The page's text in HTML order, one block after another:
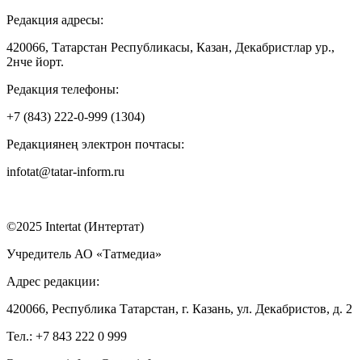
Редакция адресы:
420066, Татарстан Республикасы, Казан, Декабристлар ур.,
2нче йорт.
Редакция телефоны:
+7 (843) 222-0-999 (1304)
Редакциянең электрон почтасы:
infotat@tatar-inform.ru
©2025 Intertat (Интертат)
Учредитель АО «Татмедиа»
Адрес редакции:
420066, Республика Татарстан, г. Казань, ул. Декабристов, д. 2
Тел.: +7 843 222 0 999